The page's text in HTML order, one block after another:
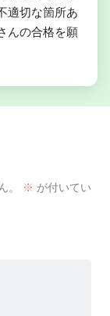
適切な箇所あ
んの合格を願
。 ※ が付いてい